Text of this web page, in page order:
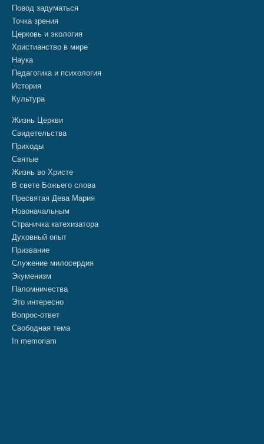
Повод задуматься
Точка зрения
Церковь и экология
Христианство в мире
Наука
Педагогика и психология
История
Культура
Жизнь Церкви
Свидетельства
Приходы
Святые
Жизнь во Христе
В свете Божьего слова
Пресвятая Дева Мария
Новоначальным
Страничка катехизатора
Духовный опыт
Призвание
Служение милосердия
Экуменизм
Паломничества
Это интересно
Вопрос-ответ
Свободная тема
In memoriam